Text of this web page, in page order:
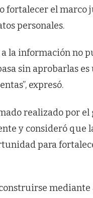
fortalecer el marco
personales.
a la información no
sin aprobarlas
expresó.
realizado por
y consideró que
para